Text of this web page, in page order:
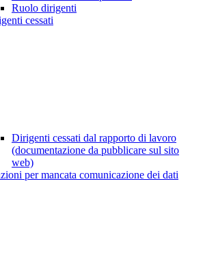
Ruolo dirigenti
cessati
Dirigenti cessati dal rapporto di lavoro
(documentazione da pubblicare sul sito
web)
per mancata comunicazione dei dati